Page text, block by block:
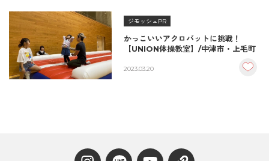
ジモッシュPR
かっこいいアクロバットに挑戦！
【UNION体操教室】/中津市・上毛町
2023.03.20